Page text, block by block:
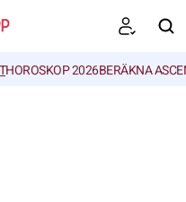
HOROSKOP 2026BERÄKNA